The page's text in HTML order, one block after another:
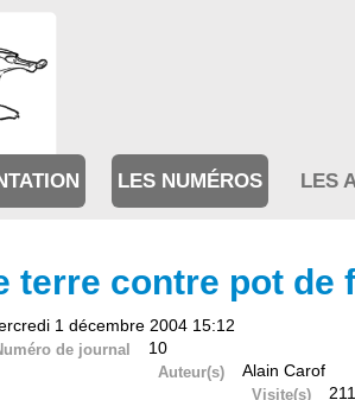
LES NUMÉROS LES
terre contre pot de
1 décembre 2004 15:12
de journal 10
Auteur(s) Alain Carof
Visite(s)